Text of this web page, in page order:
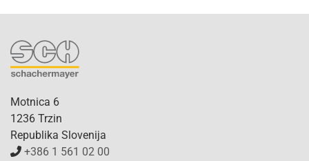
Motnica 6
1236 Trzin
Republika Slovenija
+386 1 561 02 00